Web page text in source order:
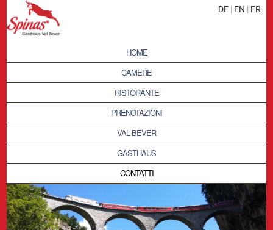
DE | EN | FR
HOME
CAMERE
RISTORANTE
PRENOTAZIONI
VAL BEVER
GASTHAUS
CONTATTI